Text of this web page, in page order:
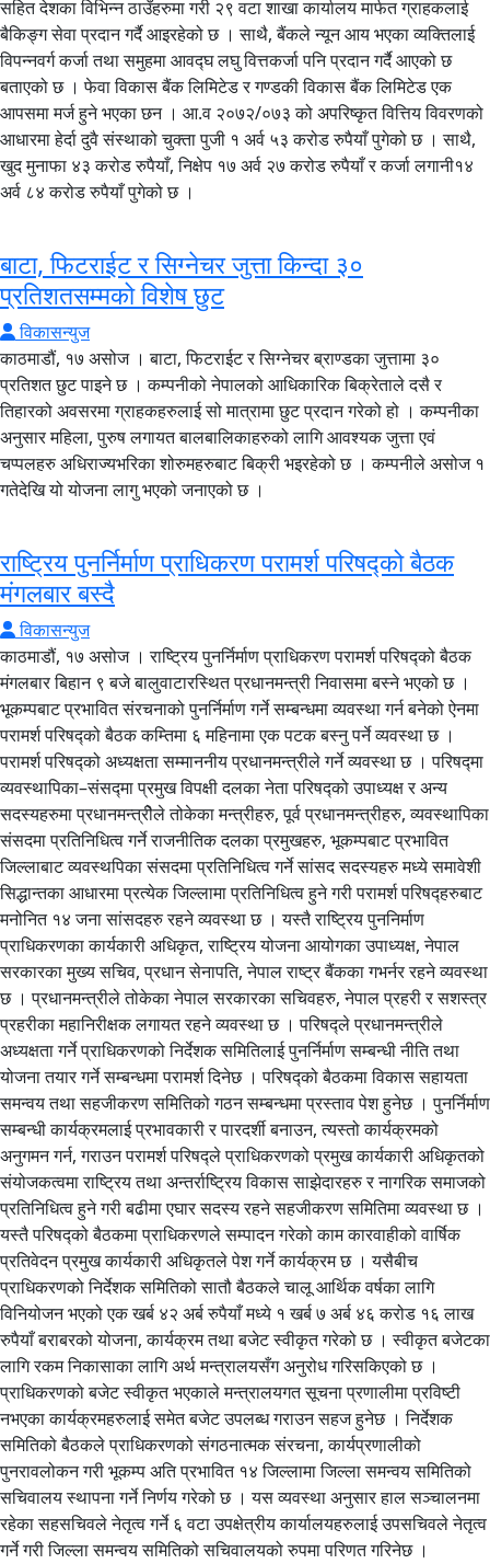
सहित देशका विभिन्न ठाउँहरुमा गरी २९ वटा शाखा कार्यालय मार्फत ग्राहकलाई
बैकिङ्ग सेवा प्रदान गर्दै आइरहेको छ । साथै, बैंकले न्यून आय भएका व्यक्तिलाई
विपन्नवर्ग कर्जा तथा समुहमा आवद्घ लघु वित्तकर्जा पनि प्रदान गर्दै आएको छ
बताएको छ । फेवा विकास बैंक लिमिटेड र गण्डकी विकास बैंक लिमिटेड एक
आपसमा मर्ज हुने भएका छन । आ.व २०७२/०७३ को अपरिष्कृत वित्तिय विवरणको
आधारमा हेर्दा दुवै संस्थाको चुक्ता पुजी १ अर्व ५३ करोड रुपैयाँ पुगेको छ । साथै,
खुद मुनाफा ४३ करोड रुपैयाँ, निक्षेप १७ अर्व २७ करोड रुपैयाँ र कर्जा लगानी१४
अर्व ८४ करोड रुपैयाँ पुगेको छ ।
बाटा, फिटराईट र सिग्नेचर जुत्ता किन्दा ३०
प्रतिशतसम्मको विशेष छुट
विकासन्युज
काठमाडौं, १७ असोज । बाटा, फिटराईट र सिग्नेचर ब्राण्डका जुत्तामा ३०
प्रतिशत छुट पाइने छ । कम्पनीको नेपालको आधिकारिक बिक्रेताले दसै र
तिहारको अवसरमा ग्राहकहरुलाई सो मात्रामा छुट प्रदान गरेको हो । कम्पनीका
अनुसार महिला, पुरुष लगायत बालबालिकाहरुको लागि आवश्यक जुत्ता एवं
चप्पलहरु अधिराज्यभरिका शोरुमहरुबाट बिक्री भइरहेको छ । कम्पनीले असोज १
गतेदेखि यो योजना लागु भएको जनाएको छ ।
राष्ट्रिय पुनर्निर्माण प्राधिकरण परामर्श परिषद्को बैठक
मंगलबार बस्दै
विकासन्युज
काठमाडौं, १७ असोज । राष्ट्रिय पुनर्निर्माण प्राधिकरण परामर्श परिषद्को बैठक
मंगलबार बिहान ९ बजे बालुवाटारस्थित प्रधानमन्त्री निवासमा बस्ने भएको छ ।
भूकम्पबाट प्रभावित संरचनाको पुनर्निर्माण गर्ने सम्बन्धमा व्यवस्था गर्न बनेको ऐनमा
परामर्श परिषद्को बैठक कम्तिमा ६ महिनामा एक पटक बस्नु पर्ने व्यवस्था छ ।
परामर्श परिषद्को अध्यक्षता सम्माननीय प्रधानमन्त्रीले गर्ने व्यवस्था छ । परिषद्मा
व्यवस्थापिका–संसद्मा प्रमुख विपक्षी दलका नेता परिषद्को उपाध्यक्ष र अन्य
सदस्यहरुमा प्रधानमन्त्रीेले तोकेका मन्त्रीहरु, पूर्व प्रधानमन्त्रीहरु, व्यवस्थापिका
संसदमा प्रतिनिधित्व गर्ने राजनीतिक दलका प्रमुखहरु, भूकम्पबाट प्रभावित
जिल्लाबाट व्यवस्थपिका संसदमा प्रतिनिधित्व गर्ने सांसद सदस्यहरु मध्ये समावेशी
सिद्धान्तका आधारमा प्रत्येक जिल्लामा प्रतिनिधित्व हुने गरी परामर्श परिषद्हरुबाट
मनोनित १४ जना सांसदहरु रहने व्यवस्था छ । यस्तै राष्ट्रिय पुननिर्माण
प्राधिकरणका कार्यकारी अधिकृत, राष्ट्रिय योजना आयोगका उपाध्यक्ष, नेपाल
सरकारका मुख्य सचिव, प्रधान सेनापति, नेपाल राष्ट्र बैंकका गभर्नर रहने व्यवस्था
छ । प्रधानमन्त्रीले तोकेका नेपाल सरकारका सचिवहरु, नेपाल प्रहरी र सशस्त्र
प्रहरीका महानिरीक्षक लगायत रहने व्यवस्था छ । परिषद्ले प्रधानमन्त्रीले
अध्यक्षता गर्ने प्राधिकरणको निर्देशक समितिलाई पुनर्निर्माण सम्बन्धी नीति तथा
योजना तयार गर्ने सम्बन्धमा परामर्श दिनेछ । परिषद्को बैठकमा विकास सहायता
समन्वय तथा सहजीकरण समितिको गठन सम्बन्धमा प्रस्ताव पेश हुनेछ । पुनर्निर्माण
सम्बन्धी कार्यक्रमलाई प्रभावकारी र पारदर्शी बनाउन, त्यस्तो कार्यक्रमको
अनुगमन गर्न, गराउन परामर्श परिषद्ले प्राधिकरणको प्रमुख कार्यकारी अधिकृतको
संयोजकत्वमा राष्ट्रिय तथा अन्तर्राष्ट्रिय विकास साझेदारहरु र नागरिक समाजको
प्रतिनिधित्व हुने गरी बढीमा एघार सदस्य रहने सहजीकरण समितिमा व्यवस्था छ ।
यस्तै परिषद्को बैठकमा प्राधिकरणले सम्पादन गरेको काम कारवाहीको वार्षिक
प्रतिवेदन प्रमुख कार्यकारी अधिकृतले पेश गर्ने कार्यक्रम छ । यसैबीच
प्राधिकरणको निर्देशक समितिको सातौ बैठकले चालू आर्थिक वर्षका लागि
विनियोजन भएको एक खर्ब ४२ अर्ब रुपैयाँ मध्ये १ खर्ब ७ अर्ब ४६ करोड १६ लाख
रुपैयाँ बराबरको योजना, कार्यक्रम तथा बजेट स्वीकृत गरेको छ । स्वीकृत बजेटका
लागि रकम निकासाका लागि अर्थ मन्त्रालयसँग अनुरोध गरिसकिएको छ ।
प्राधिकरणको बजेट स्वीकृत भएकाले मन्त्रालयगत सूचना प्रणालीमा प्रविष्टी
नभएका कार्यक्रमहरुलाई समेत बजेट उपलब्ध गराउन सहज हुनेछ । निर्देशक
समितिको बैठकले प्राधिकरणको संगठनात्मक संरचना, कार्यप्रणालीको
पुनरावलोकन गरी भूकम्प अति प्रभावित १४ जिल्लामा जिल्ला समन्वय समितिको
सचिवालय स्थापना गर्ने निर्णय गरेको छ । यस व्यवस्था अनुसार हाल सञ्चालनमा
रहेका सहसचिवले नेतृत्व गर्ने ६ वटा उपक्षेत्रीय कार्यालयहरुलाई उपसचिवले नेतृत्व
गर्ने गरी जिल्ला समन्वय समितिको सचिवालयको रुपमा परिणत गरिनेछ ।